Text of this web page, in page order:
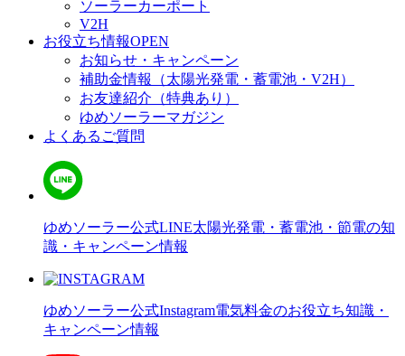
ソーラーカーポート
V2H
お役立ち情報OPEN
お知らせ・キャンペーン
補助金情報（太陽光発電・蓄電池・V2H）
お友達紹介（特典あり）
ゆめソーラーマガジン
よくあるご質問
ゆめソーラー公式LINE太陽光発電・蓄電池・節電の知
識・キャンペーン情報
ゆめソーラー公式Instagram電気料金のお役立ち知識・
キャンペーン情報